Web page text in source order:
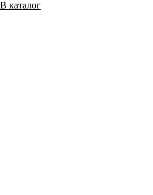
В каталог